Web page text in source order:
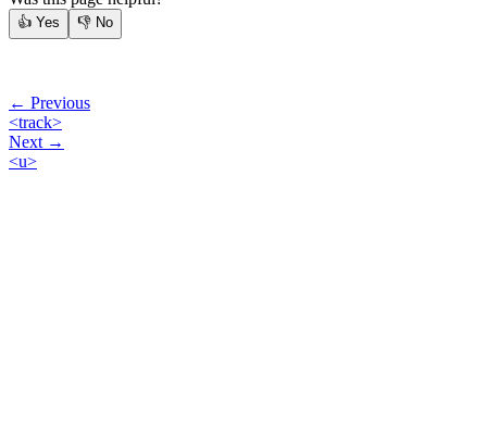
👍 Yes 👎 No
← Previous
<track>
Next →
<u>